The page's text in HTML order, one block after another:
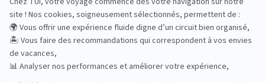
Road Trips